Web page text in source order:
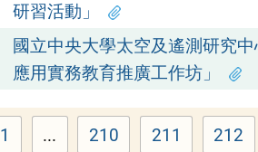
研習活動」
國立中央大學太空及遙測研究
應用實務教育推廣工作坊」
Page
1 ... Page
210 Page
211 Page
212